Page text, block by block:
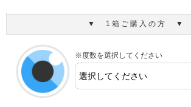
▼ 1箱ご購入の方 ▼
※度数を選択してください